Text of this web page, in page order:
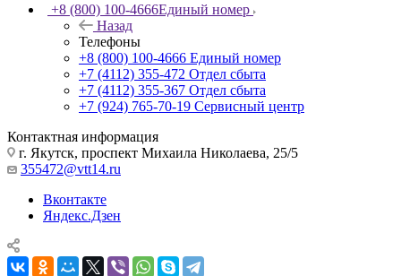
+8 (800) 100-4666Единый номер
Назад
Телефоны
+8 (800) 100-4666 Единый номер
+7 (4112) 355-472 Отдел сбыта
+7 (4112) 355-367 Отдел сбыта
+7 (924) 765-70-19 Сервисный центр
Контактная информация
г. Якутск, проспект Михаила Николаева, 25/5
355472@vtt14.ru
Вконтакте
Яндекс.Дзен